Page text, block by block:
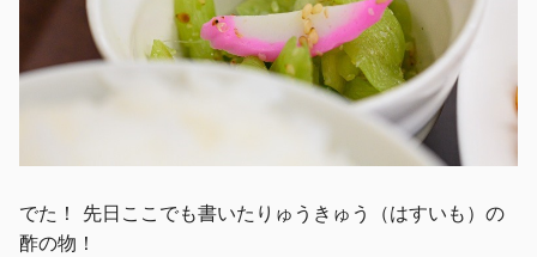
でた！ 先日ここでも書いたりゅうきゅう（はすいも）の
酢の物！